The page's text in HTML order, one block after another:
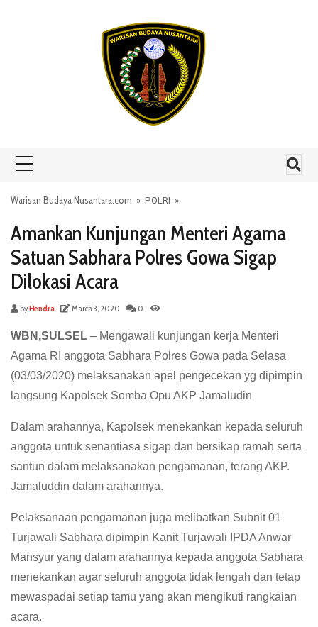
Warisan Budaya Nusantara.com » POLRI »
Amankan Kunjungan Menteri Agama
Satuan Sabhara Polres Gowa Sigap
Dilokasi Acara
byHendra March 3, 2020 0
WBN,SULSEL – Mengawali kunjungan kerja Menteri
Agama RI anggota Sabhara Polres Gowa pada Selasa
(03/03/2020) melaksanakan apel pengecekan yg dipimpin
langsung Kapolsek Somba Opu AKP Jamaludin
Dalam arahannya, Kapolsek menekankan kepada seluruh
anggota untuk senantiasa sigap dan bersikap ramah serta
santun dalam melaksanakan pengamanan, terang AKP.
Jamaluddin dalam arahannya.
Pelaksanaan pengamanan juga melibatkan Subnit 01
Turjawali Sabhara dipimpin Kanit Turjawali IPDA Anwar
Mansyur yang dalam arahannya kepada anggota Sabhara
menekankan agar seluruh anggota tidak lengah dan tetap
mewaspadai setiap tamu yang akan mengikuti rangkaian
acara.